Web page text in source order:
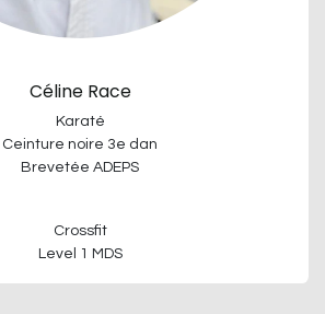
Céline Race
Karaté
Ceinture noire 3e dan
Brevetée ADEPS
Crossfit
Level 1 MDS